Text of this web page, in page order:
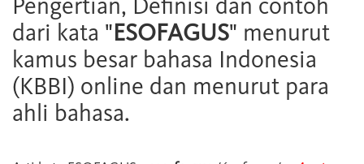
dari kata "ESOFAGUS" menurut
kamus besar bahasa Indonesia
(KBBI) online dan menurut para
ahli bahasa.